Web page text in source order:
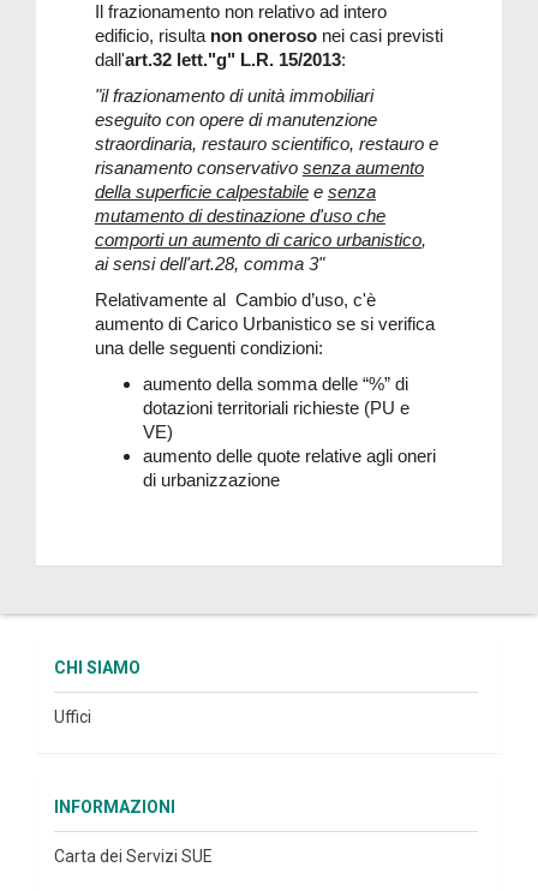
Il frazionamento non relativo ad intero
edificio, risulta non onerosonei casi previsti
dall'art.32 lett."g" L.R. 15/2013:
"il frazionamento di unità immobiliari
eseguito con opere di manutenzione
straordinaria, restauro scientifico, restauro e
risanamento conservativo senza aumento
della superficie calpestabilee senza
mutamento di destinazione d'uso che
comporti un aumento di carico urbanistico,
ai sensi dell'art.28, comma 3"
Relativamente al Cambio d’uso, c'è
aumento di Carico Urbanistico se si verifica
una delle seguenti condizioni:
aumento della somma delle “%” di
dotazioni territoriali richieste (PU e
VE)
aumento delle quote relative agli oneri
di urbanizzazione
CHI SIAMO
Uffici
INFORMAZIONI
Carta dei Servizi SUE